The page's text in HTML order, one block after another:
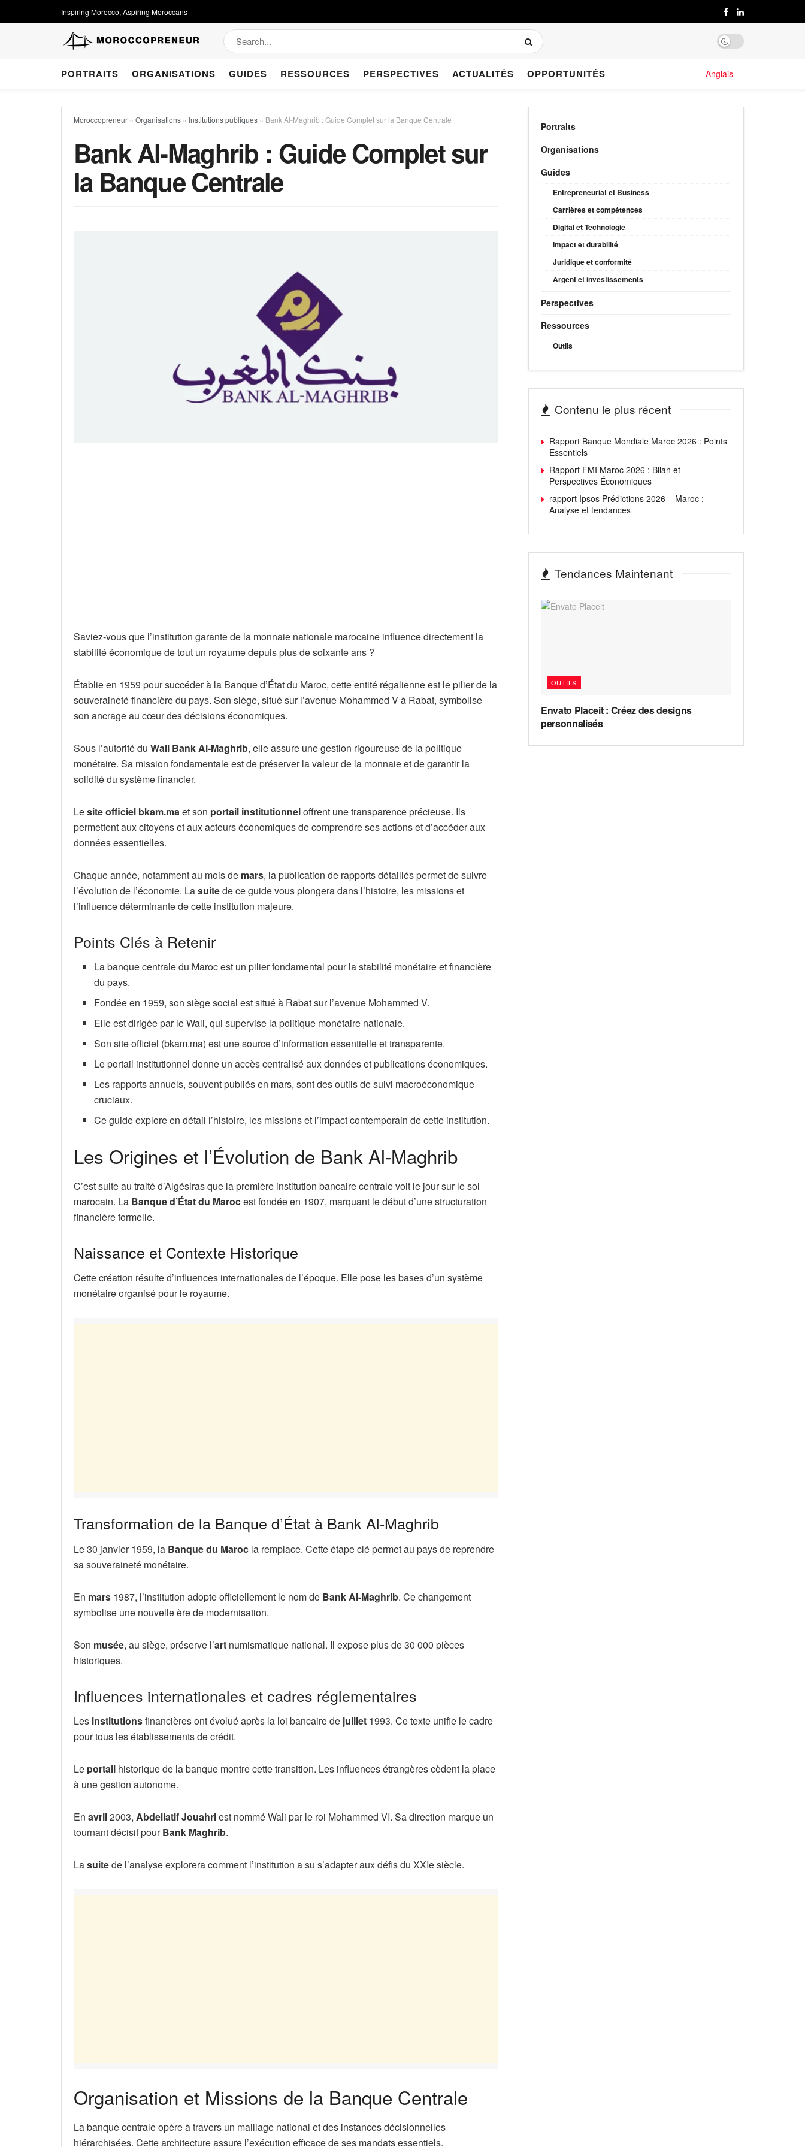
Inspiring Morocco, Aspiring Moroccans
PORTRAITS ORGANISATIONS GUIDES RESSOURCES PERSPECTIVES ACTUALITÉS OPPORTUNITÉS Anglais
Moroccopreneur » Organisations » Institutions publiques » Bank Al-Maghrib : Guide Complet sur la Banque Centrale
Bank Al-Maghrib : Guide Complet sur
la Banque Centrale
Saviez-vous que l’institution garante de la monnaie nationale marocaine influence directement la
stabilité économique de tout un royaume depuis plus de soixante ans ?
Établie en 1959 pour succéder à la Banque d’État du Maroc, cette entité régalienne est le pilier de la
souveraineté financière du pays. Son siège, situé sur l’avenue Mohammed V à Rabat, symbolise
son ancrage au cœur des décisions économiques.
Sous l’autorité du Wali Bank Al-Maghrib, elle assure une gestion rigoureuse de la politique
monétaire. Sa mission fondamentale est de préserver la valeur de la monnaie et de garantir la
solidité du système financier.
Lesite officiel bkam.maet son portail institutionneloffrent une transparence précieuse. Ils
permettent aux citoyens et aux acteurs économiques de comprendre ses actions et d’accéder aux
données essentielles.
Chaque année, notamment au mois de mars, la publication de rapports détaillés permet de suivre
l’évolution de l’économie. Lasuitede ce guide vous plongera dans l’histoire, les missions et
l’influence déterminante de cette institution majeure.
Points Clés à Retenir
La banque centrale du Maroc est un pilier fondamental pour la stabilité monétaire et financière
du pays.
Fondée en 1959, son siège social est situé à Rabat sur l’avenue Mohammed V.
Elle est dirigée par le Wali, qui supervise la politique monétaire nationale.
Son site officiel (bkam.ma) est une source d’information essentielle et transparente.
Le portail institutionnel donne un accès centralisé aux données et publications économiques.
Les rapports annuels, souvent publiés en mars, sont des outils de suivi macroéconomique
cruciaux.
Ce guide explore en détail l’histoire, les missions et l’impact contemporain de cette institution.
Les Origines et l’Évolution de Bank Al-Maghrib
C’est suite au traité d’Algésiras que la première institution bancaire centrale voit le jour sur le sol
marocain. La Banque d’État du Marocest fondée en 1907, marquant le début d’une structuration
financière formelle.
Naissance et Contexte Historique
Cette création résulte d’influences internationales de l’époque. Elle pose les bases d’un système
monétaire organisé pour le royaume.
Transformation de la Banque d’État à Bank Al-Maghrib
Le 30 janvier 1959, la Banque du Maroc la remplace. Cette étape clé permet au pays de reprendre
sa souveraineté monétaire.
En mars 1987, l’institution adopte officiellement le nom de Bank Al-Maghrib. Ce changement
symbolise une nouvelle ère de modernisation.
Son musée, au siège, préserve l’art numismatique national. Il expose plus de 30 000 pièces
historiques.
Influences internationales et cadres réglementaires
Les institutionsfinancières ont évolué après la loi bancaire de juillet 1993. Ce texte unifie le cadre
pour tous les établissements de crédit.
Le portail historique de la banque montre cette transition. Les influences étrangères cèdent la place
à une gestion autonome.
En avril2003, Abdellatif Jouahriest nommé Wali par le roi Mohammed VI. Sa direction marque un
tournant décisif pourBank Maghrib.
Lasuitede l’analyse explorera comment l’institution a su s’adapter aux défis du XXIe siècle.
Organisation et Missions de la Banque Centrale
La banque centrale opère à travers un maillage national et des instances décisionnelles
hiérarchisées. Cette architecture assure l’exécution efficace de ses mandats essentiels.
Portraits
Organisations
Guides
Entrepreneuriat et Business
Carrières et compétences
Digital et Technologie
Impact et durabilité
Juridique et conformité
Argent et investissements
Perspectives
Ressources
Outils
Contenu le plus récent
Rapport Banque Mondiale Maroc 2026 : Points
Essentiels
Rapport FMI Maroc 2026 : Bilan et
Perspectives Économiques
rapport Ipsos Prédictions 2026 – Maroc :
Analyse et tendances
Tendances Maintenant
OUTILS
Envato Placeit : Créez des designs
personnalisés